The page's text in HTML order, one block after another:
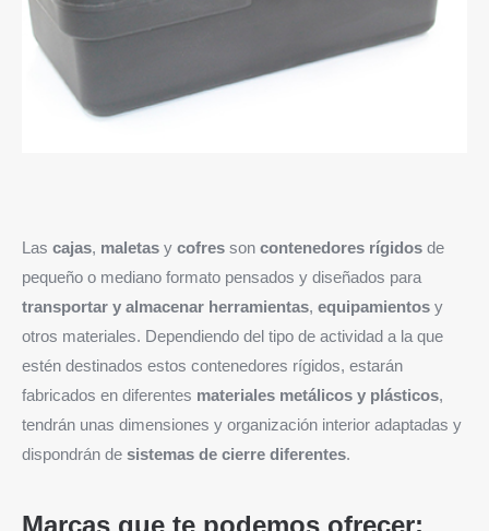
Las cajas, maletas y cofres son contenedores rígidos de
pequeño o mediano formato pensados y diseñados para
transportar y almacenar herramientas, equipamientos y
otros materiales. Dependiendo del tipo de actividad a la que
estén destinados estos contenedores rígidos, estarán
fabricados en diferentes materiales metálicos y plásticos,
tendrán unas dimensiones y organización interior adaptadas y
dispondrán de sistemas de cierre diferentes.
Marcas que te podemos ofrecer: